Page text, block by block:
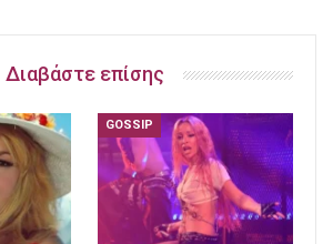
Διαβάστε επίσης
GOSSIP